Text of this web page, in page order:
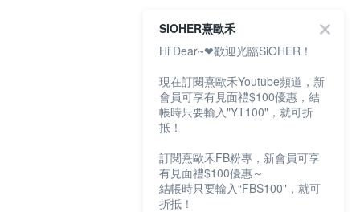
SIOHER熹歐禾
Hi Dear~❤歡迎光臨SiOHER！
現在訂閱熹歐禾Youtube頻道，新
會員可享有見面禮$100優惠，結
帳時只要輸入"YT100"，就可折
抵！
訂閱熹歐禾FB粉專，新會員可享
有見面禮$100優惠～
結帳時只要輸入“FBS100"，就可
折抵！